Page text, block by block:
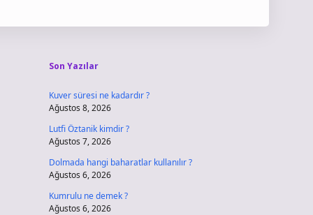
Son Yazılar
Kuver süresi ne kadardır ?
Ağustos 8, 2026
Lutfi Öztanik kimdir ?
Ağustos 7, 2026
Dolmada hangi baharatlar kullanılır ?
Ağustos 6, 2026
Kumrulu ne demek ?
Ağustos 6, 2026